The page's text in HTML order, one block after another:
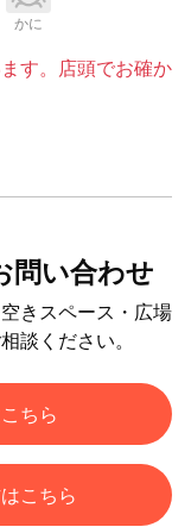
かに
す。店頭でお確か
問い合わせ
きスペース・広場
談ください。
ちら
こちら